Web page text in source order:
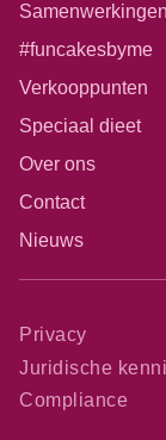
Samenwerkingen
#funcakesbyme
Verkooppunten
Speciaal dieet
Over ons
Contact
Nieuws
Privacy
Juridische
Compliance